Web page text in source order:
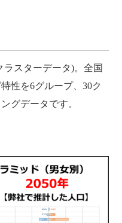
スターデータ)。全国
性を6グループ、30ク
グデータです。